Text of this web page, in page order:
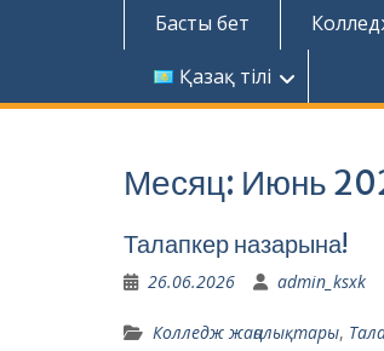
Басты бет
Қазақ тілі
Месяц: Июнь
Талапкер назарына!
26.06.2026 admin_ksxk
Колледж жаңалықтары,